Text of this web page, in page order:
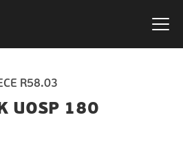
R58.03
UOSP 180